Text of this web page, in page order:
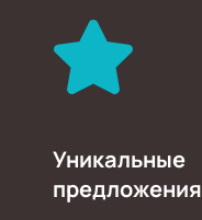
Уникальные
предложения